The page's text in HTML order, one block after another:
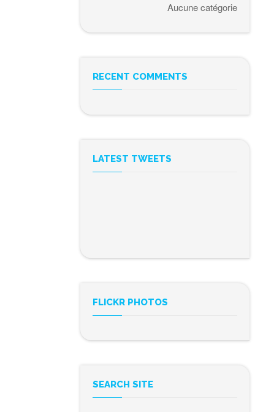
Aucune catégorie
RECENT COMMENTS
LATEST TWEETS
FLICKR PHOTOS
SEARCH SITE